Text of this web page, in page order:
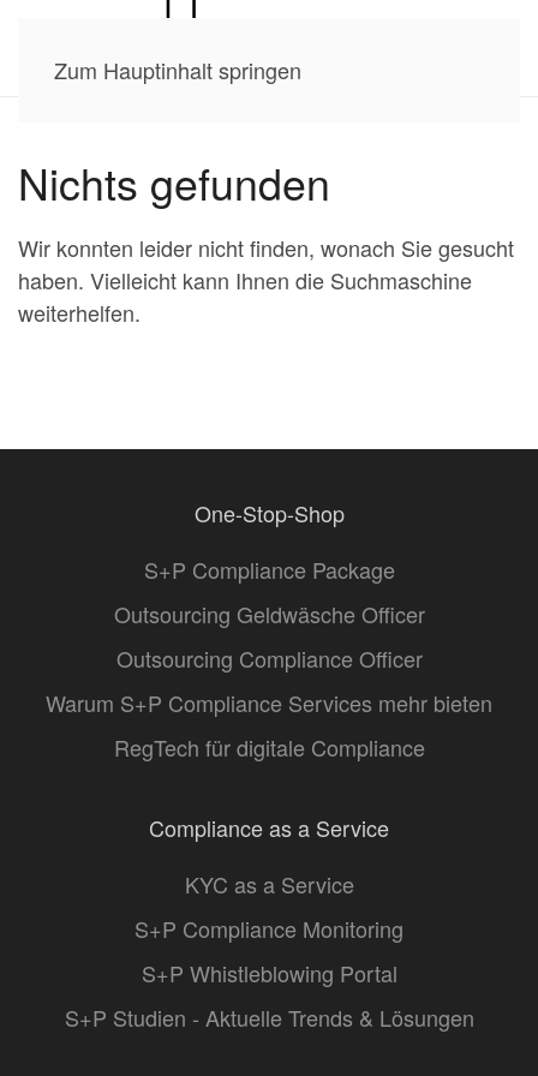
Zum Hauptinhalt springen
Nichts gefunden
Wir konnten leider nicht finden, wonach Sie gesucht
haben. Vielleicht kann Ihnen die Suchmaschine
weiterhelfen.
One-Stop-Shop
S+P Compliance Package
Outsourcing Geldwäsche Officer
Outsourcing Compliance Officer
Warum S+P Compliance Services mehr bieten
RegTech für digitale Compliance
Compliance as a Service
KYC as a Service
S+P Compliance Monitoring
S+P Whistleblowing Portal
S+P Studien - Aktuelle Trends & Lösungen